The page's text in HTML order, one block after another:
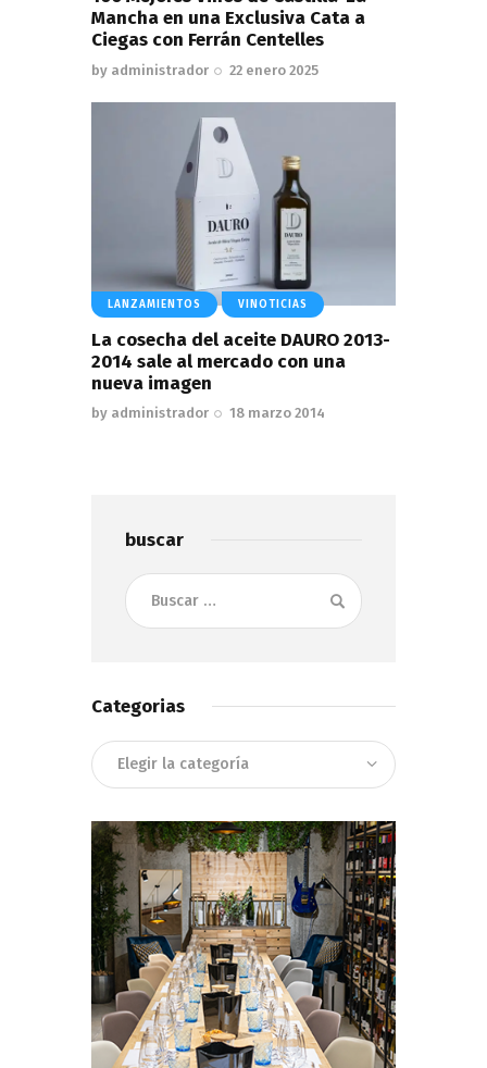
Mancha en una Exclusiva Cata a
Ciegas con Ferrán Centelles
by administrador 22 enero 2025
LANZAMIENTOS VINOTICIAS
La cosecha del aceite DAURO 2013-
2014 sale al mercado con una
nueva imagen
by administrador 18 marzo 2014
buscar
Buscar:
Categorias
Categorias